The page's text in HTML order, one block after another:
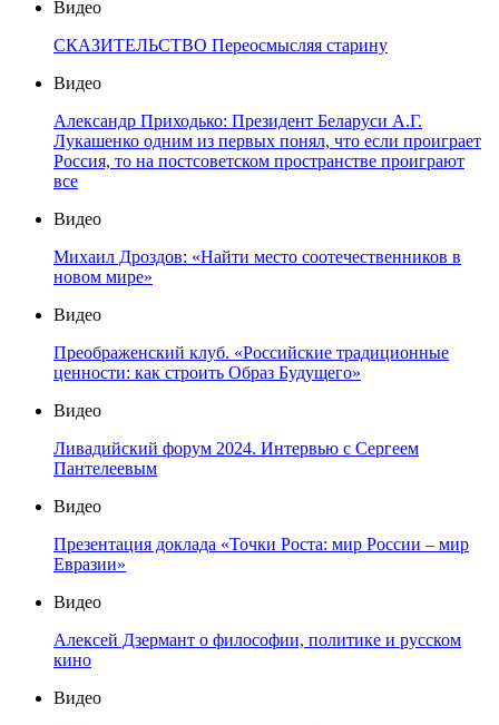
Видео
СКАЗИТЕЛЬСТВО Переосмысляя старину
Видео
Александр Приходько: Президент Беларуси А.Г.
Лукашенко одним из первых понял, что если проиграет
Россия, то на постсоветском пространстве проиграют
все
Видео
Михаил Дроздов: «Найти место соотечественников в
новом мире»
Видео
Преображенский клуб. «Российские традиционные
ценности: как строить Образ Будущего»
Видео
Ливадийский форум 2024. Интервью с Сергеем
Пантелеевым
Видео
Презентация доклада «Точки Роста: мир России – мир
Евразии»
Видео
Алексей Дзермант о философии, политике и русском
кино
Видео